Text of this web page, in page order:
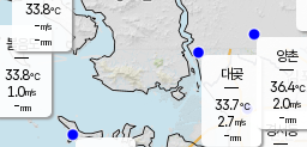
볼음도
33.8℃
1.0m/s
-mm
경서동
대곶
33.7℃
2.7m/s
-mm
양촌
36.4℃
2.0m/s
-mm
33.8℃
-m/s
-mm